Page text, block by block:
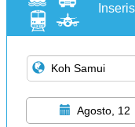
Agosto, 12